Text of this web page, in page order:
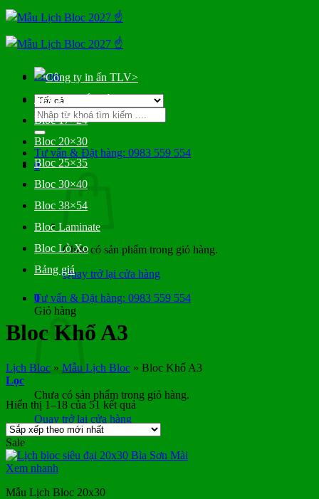
Bỏ
qua
nội
dung
Menu
Tìm
kiếm:
Tư vấn & Đặt hàng: 0983 559 554
0
Chưa có sản phẩm trong giỏ hàng.
Quay trở lại cửa hàng
0
Giỏ hàng
Chưa có sản phẩm trong giỏ hàng.
Quay trở lại cửa hàng
>
Bloc Đại Gắn Bìa
Bloc 17×24
Bloc 20×30
Bloc 25×35
Bloc 30×40
Bloc 38×54
Bloc Laminate
Bloc Lò Xo
Bảng giá
Tư vấn & Đặt hàng: 0983 559 554
Bloc Khổ A3
Lịch Bloc » Mẫu Lịch Bloc » Bloc Khổ A3
Lọc
Hiển thị 1–18 của 51 kết quả Đã
xếp
mới
Sale
Xem nhanh
Mẫu Lịch Bloc 20x30